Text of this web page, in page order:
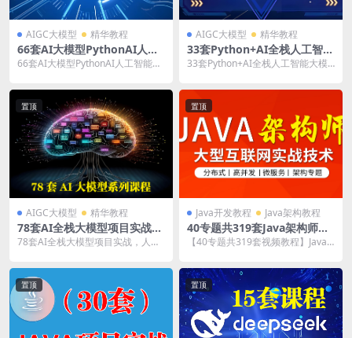
AIGC大模型 精华教程
66套AI大模型PythonAI人工
智能Agent/Rag/MCP/LangC
hain/Skills/Coze/Dify/Code
x/多模态/微调/深度学习视频
课程
66套AI大模型PythonAI人工智能Ag
AIGC大模型 精华教程
33套Python+AI全栈人工智能
大模型Python Web项目实
战，机器学习，深度学习，CV
机器视觉，nlp自然语言，推
荐系统，算法实战，量化交
易，运维自动化视频课程
33套Python+AI全栈人工智能大模
习...
置顶
AIGC大模型 精华教程
78套AI全栈大模型项目实战，
人工智能视频课程-多模态大模
多场景实战
78套AI全栈大模型项目实战，人工
技术训练营，大...
置顶
Java开发教程 Java架构教程
40专题共319套Java架构师从
0到1晋升大厂P6/P7/P8百万
分布式/高并发/微服务/性能优
化视频教程
【40专题共319套视频教程】Java
0万行代...
置顶 置顶